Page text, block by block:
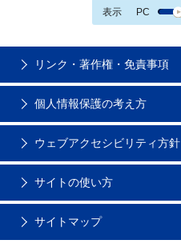
表示 PC
リンク・著作権・免責事項
個人情報保護の考え方
ウェブアクセシビリティ方針
サイトの使い方
サイトマップ